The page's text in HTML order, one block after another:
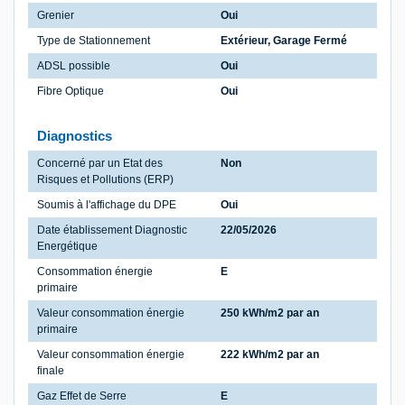
Grenier
Oui
Type de Stationnement
Extérieur, Garage Fermé
ADSL possible
Oui
Fibre Optique
Oui
Diagnostics
Concerné par un Etat des
Risques et Pollutions (ERP)
Non
Soumis à l'affichage du DPE
Oui
Date établissement Diagnostic
Energétique
22/05/2026
Consommation énergie
primaire
E
Valeur consommation énergie
primaire
250 kWh/m2 par an
Valeur consommation énergie
finale
222 kWh/m2 par an
Gaz Effet de Serre
E